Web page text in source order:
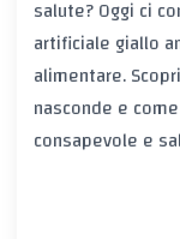
salute? Oggi ci
artificiale giallo
alimentare.
nasconde e
consapevole e